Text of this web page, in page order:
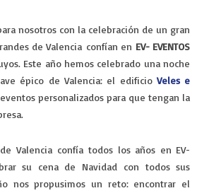
nosotros con la celebración de un gran
de Valencia confían en EV- EVENTOS
Este año hemos celebrado una noche
épico de Valencia: el edificioVeles e
personalizados para que tengan la
Valencia confía todos los años en EV-
su cena de Navidad con todos sus
nos propusimos un reto: encontrar el